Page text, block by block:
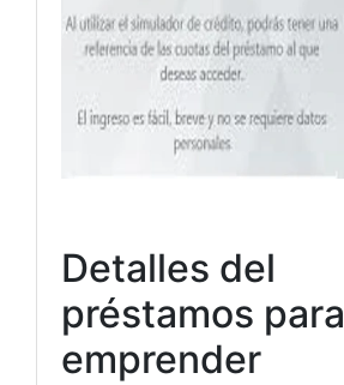
Detalles del
préstamos para
emprender